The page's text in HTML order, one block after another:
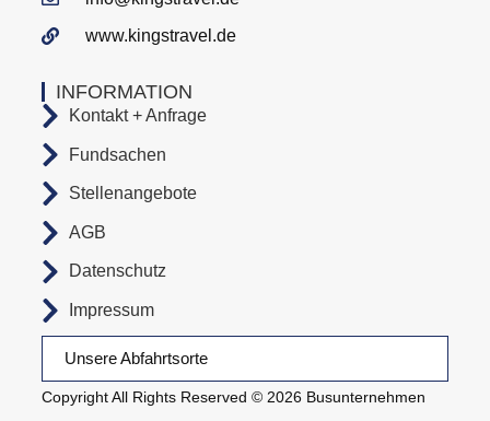
Copyright All Rights Reserved © 2026 Busunternehmen
Unsere Abfahrtsorte
INFORMATION
Kontakt + Anfrage
Fundsachen
Stellenangebote
AGB
Datenschutz
Impressum
www.kingstravel.de